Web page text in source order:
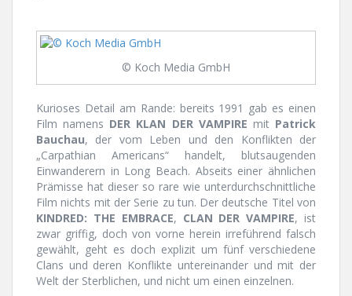
© Koch Media GmbH
Kurioses Detail am Rande: bereits 1991 gab es einen
Film namens DER KLAN DER VAMPIRE mit Patrick
Bauchau, der vom Leben und den Konflikten der
„Carpathian Americans“ handelt, blutsaugenden
Einwanderern in Long Beach. Abseits einer ähnlichen
Prämisse hat dieser so rare wie unterdurchschnittliche
Film nichts mit der Serie zu tun. Der deutsche Titel von
KINDRED: THE EMBRACE, CLAN DER VAMPIRE, ist
zwar griffig, doch von vorne herein irreführend falsch
gewählt, geht es doch explizit um fünf verschiedene
Clans und deren Konflikte untereinander und mit der
Welt der Sterblichen, und nicht um einen einzelnen.